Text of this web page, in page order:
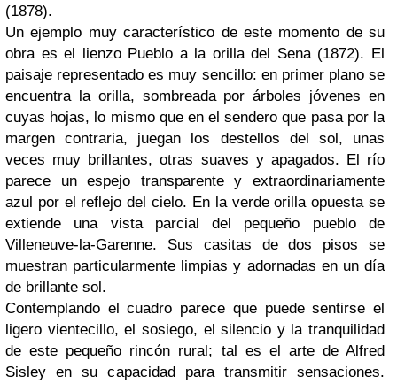
(1878).
Un ejemplo muy característico de este momento de su
obra es el lienzo Pueblo a la orilla del Sena (1872). El
paisaje representado es muy sencillo: en primer plano se
encuentra la orilla, sombreada por árboles jóvenes en
cuyas hojas, lo mismo que en el sendero que pasa por la
margen contraria, juegan los destellos del sol, unas
veces muy brillantes, otras suaves y apagados. El río
parece un espejo transparente y extraordinariamente
azul por el reflejo del cielo. En la verde orilla opuesta se
extiende una vista parcial del pequeño pueblo de
Villeneuve-la-Garenne. Sus casitas de dos pisos se
muestran particularmente limpias y adornadas en un día
de brillante sol.
Contemplando el cuadro parece que puede sentirse el
ligero vientecillo, el sosiego, el silencio y la tranquilidad
de este pequeño rincón rural; tal es el arte de Alfred
Sisley en su capacidad para transmitir sensaciones.